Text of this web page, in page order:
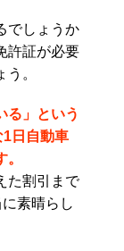
でしょうか
許証が必要
。
る」という
日自動車
た割引まで
素晴らし